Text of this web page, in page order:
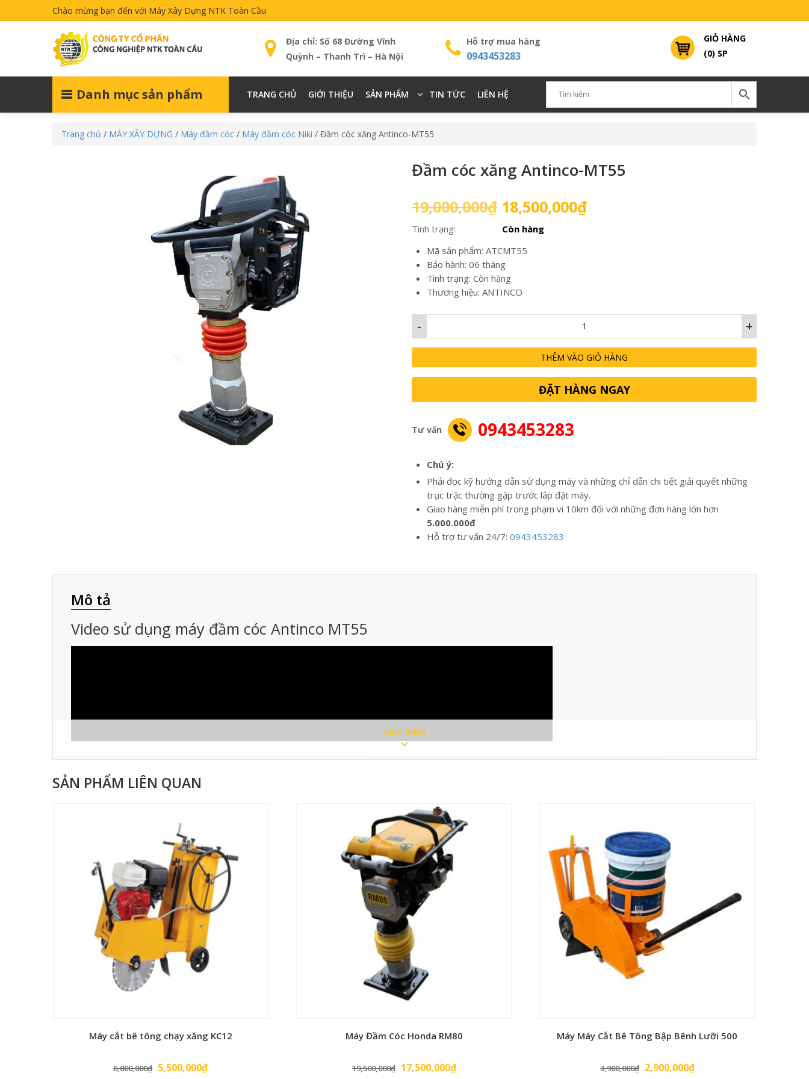
Chào mừng bạn đến với Máy Xây Dựng NTK Toàn Cầu
Địa chỉ: Số 68 Đường Vĩnh
Quỳnh – Thanh Trì – Hà Nội
Hỗ trợ mua hàng
0943453283
GIỎ HÀNG
(0) SP
Danh mục sản phẩm TRANG CHỦ GIỚI THIỆU SẢN PHẨM TIN TỨC LIÊN HỆ
Trang chủ / MÁY XÂY DỰNG / Máy đầm cóc / Máy đầm cóc Niki / Đầm cóc xăng Antinco-MT55
Đầm cóc xăng Antinco-MT55
19,000,000₫ Giá
gốc
là:
19,000,000₫.
18,500,000₫Giá
Tình trạng:
Còn hàng
Mã sản phẩm: ATCMT55
Bảo hành: 06 tháng
Tình trạng: Còn hàng
Thương hiệu: ANTINCO
+
-
THÊM VÀO GIỎ HÀNG
ĐẶT HÀNG NGAY
Tư vấn 0943453283
Chú ý:
Phải đọc kỹ hướng dẫn sử dụng máy và những chỉ dẫn chi tiết giải quyết những
trục trặc thường gặp trước lắp đặt máy.
Giao hàng miễn phí trong phạm vi 10km đối với những đơn hàng lớn hơn
5.000.000đ
Hỗ trợ tư vấn 24/7: 0943453283
Mô tả
Video sử dụng máy đầm cóc Antinco MT55
Xem thêm
SẢN PHẨM LIÊN QUAN
Máy cắt bê tông chạy xăng KC12
6,000,000₫ Giá
5,500,000₫Giá
Máy Đầm Cóc Honda RM80
19,500,000₫ Giá
17,500,000₫Giá
Máy Máy Cắt Bê Tông Bập Bênh Lưỡi 500
3,900,000₫ Giá
2,900,000₫Giá